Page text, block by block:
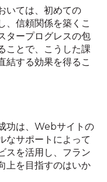
いては、初めての
、信頼関係を築くこ
タープログレスの包
ことで、こうした課
結する効果を得るこ
は、 Webサイトの
なサポートによって
スを活用し、フラン
上を目指すのはいか